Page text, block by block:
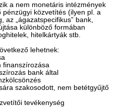
a nem monetáris intézmények
pénzügyi közvetítés (ilyen pl. a
az „ágazatspecifikus” bank,
különböző formában
hitelkártyák stb.
lehetnek:
finanszírozása
bank által
szakosodott, nem betétgyűjtő
tevékenység